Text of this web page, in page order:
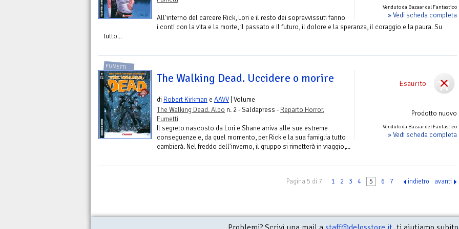
Venduto da Bazaar del Fantastico
» Vedi scheda completa
All'interno del carcere Rick, Lori e il resto dei sopravvissuti fanno
i conti con la vita e la morte, il passato e il futuro, il dolore e la speranza, il coraggio e la paura. Su
tutto...
Esaurito
Prodotto nuovo
Venduto da Bazaar del Fantastico
» Vedi scheda completa
FUMETTI
The Walking Dead. Uccidere o morire
di Robert Kirkman e AAVV | Volume
The Walking Dead. Albo n. 2 - Saldapress - Reparto Horror.
Fumetti
Il segreto nascosto da Lori e Shane arriva alle sue estreme
conseguenze e, da quel momento, per Rick e la sua famiglia tutto
cambierà. Nel freddo dell'inverno, il gruppo si rimetterà in viaggio,...
Pagina 5 di 7 1 2 3 4 5 6 7 indietro avanti